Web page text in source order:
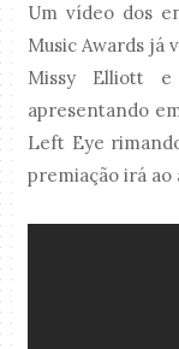
Um vídeo dos
Music Awards já
Missy Elliott
apresentando
Left Eye
premiação irá ao